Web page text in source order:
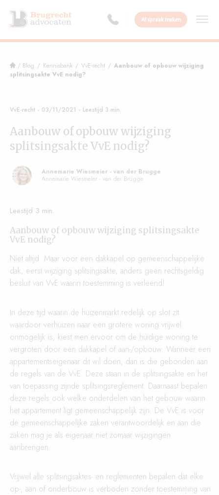
/ Blog / Kennisbank / VvE-recht / Aanbouw of opbouw wijziging
splitsingsakte VvE nodig?
VvE-recht 03/11/2021
Aanbouw of opbouw wijziging
splitsingsakte VvE nodig?
Annemarie Wiesmeier - van der Brugge
Annemarie Wiesmeier - van der Brugge
Aanbouw of opbouw wijziging splitsingsakte
VvE nodig?
Niet altijd. Maar voor een dakkapel op gemeenschappelijke
dak, eerst wijziging splitsingsakte, anders geen rechtsgeldig
besluit van VvE waarin toestemming is verleend!
In deze tijd waarin de huizenmarkt redelijk op slot zit
waardoor verhuizen naar een grotere woning vrijwel
onmogelijk is, kiest men ervoor om de huidige woning te
vergroten door een dakkapel of aan-/opbouw. Wanneer een
appartementseigenaar dit wil doen, dan is die gebonden aan
de regels van de VvE. Deze staan in de splitsingsakte en het
van toepassing zijnde splitsingsreglement. Daarnaast bepalen
deze regels ook welke onderdelen van het gebouw waarin
het appartement ligt gemeenschappelijk zijn. De VvE is voor
de gemeenschappelijke zaken verantwoordelijk en aan die
zaken mag je als eigenaar niet zomaar wijzigingen
aanbrengen.
Vrijwel alle splitsingsaktes- en reglementen bepalen dat elke
op-, aan of onderbouw is verboden zonder toestemming van
Afspraak maken